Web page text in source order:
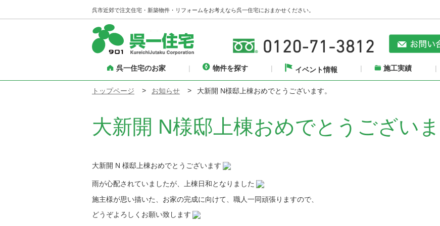
呉市近郊で注文住宅・新築物件・リフォームをお考えなら呉一住宅におまかせください。
呉一住宅のお家 物件を探す イベント情報 施工実績
トップページ お知らせ 大新開 N様邸上棟おめでとうございます。
大新開 N様邸上棟おめでとうございま
大新開 N 様邸上棟おめでとうございます
雨が心配されていましたが、上棟日和となりました
施主様が思い描いた、お家の完成に向けて、 職人一同頑張りますので、
どうぞよろしくお願い致します